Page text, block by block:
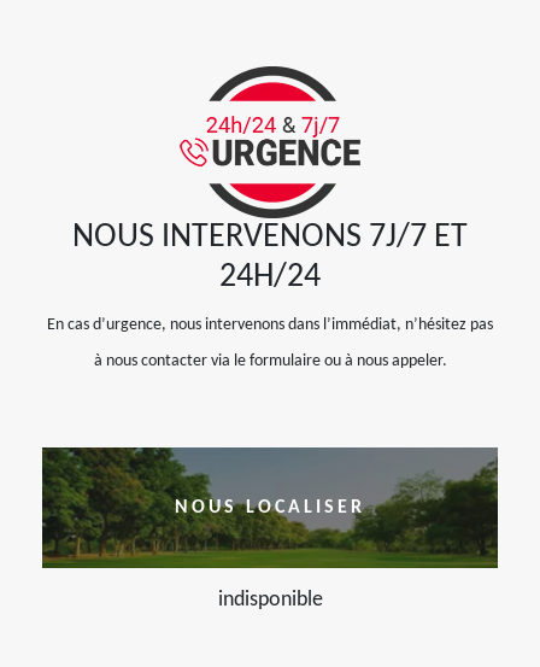
NOUS INTERVENONS 7J/7 ET
24H/24
En cas d’urgence, nous intervenons dans l’immédiat, n’hésitez pas
à nous contacter via le formulaire ou à nous appeler.
NOUS LOCALISER
indisponible